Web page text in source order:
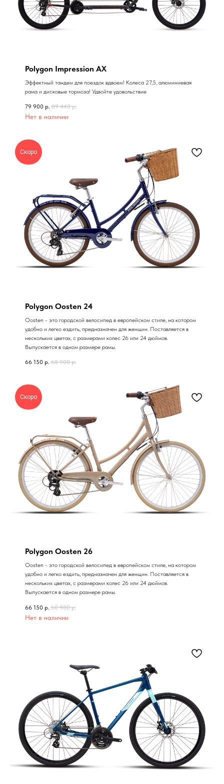
Polygon Impression AX
Эффектный тандем для поездок вдвоем! Колеса 27,5, алюминиевая
рама и дисковые тормоза! Удвойте удовольствие
79 900 р. 89 440 р.
Нет в наличии
Скоро
Polygon Oosten 24
Oosten - это городской велосипед в европейском стиле, на котором
удобно и легко ездить, предназначен для женщин. Поставляется в
нескольких цветах, с размерами колес 26 или 24 дюймов.
Выпускается в одном размере рамы.
66 150 р. 68 900 р.
Скоро
Polygon Oosten 26
Oosten - это городской велосипед в европейском стиле, на котором
удобно и легко ездить, предназначен для женщин. Поставляется в
нескольких цветах, с размерами колес 26 или 24 дюймов.
Выпускается в одном размере рамы.
66 150 р. 68 900 р.
Нет в наличии